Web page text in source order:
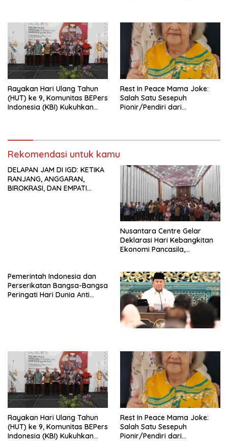
Rayakan Hari Ulang Tahun
(HUT) ke 9, Komunitas BEPers
Indonesia (KBI) Kukuhkan
Pengembangan Organisasi
KBI yang Berbasis Riset di
Mancanegara”.
Rest In Peace Mama Joke:
Salah Satu Sesepuh
Pionir/Pendiri dari
Kasih Allah.
Rekomendasi untuk kamu
DELAPAN JAM DI IGD: KETIKA
RANJANG, ANGGARAN,
BIROKRASI, DAN EMPATI
Nusantara Centre Gelar
Deklarasi Hari Kebangkitan
Ekonomi Pancasila,
Penjajahan (Pergolakan
Ekonomi Politik Indonesia) &
Simposium Nasional “Urgensi
Undang-Undang
Perekonomian Nasional dan
Kesejahteraan Sosial dalam
Pemerintah Indonesia dan
Perserikatan Bangsa-Bangsa
Peringati Hari Dunia Anti
Rayakan Hari Ulang Tahun
(HUT) ke 9, Komunitas BEPers
Indonesia (KBI) Kukuhkan
Rest In Peace Mama Joke:
Salah Satu Sesepuh
Pionir/Pendiri dari